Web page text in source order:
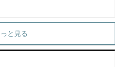
と見る